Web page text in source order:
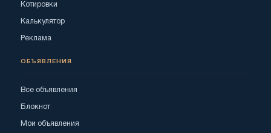
Котировки
Калькулятор
Реклама
ОБЪЯВЛЕНИЯ
Все объявления
Блокнот
Мои объявления